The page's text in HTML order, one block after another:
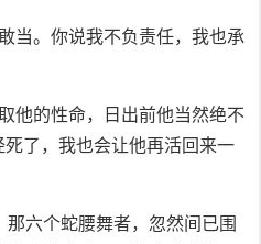
当。你说我不负责任，我也承
他的性命，日出前他当然绝不
了，我也会让他再活回来一
六个蛇腰舞者，忽然间已围